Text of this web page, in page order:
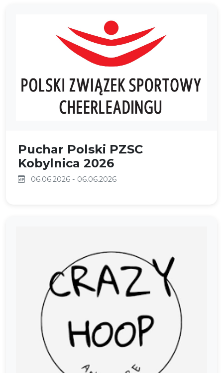
Puchar Polski PZSC
Kobylnica 2026
06.06.2026 - 06.06.2026